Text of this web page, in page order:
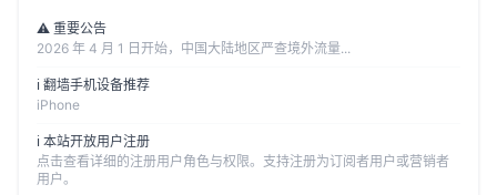
⚠️ 重要公告
2026 年 4 月 1 日开始，中国大陆地区严查境外流量...
ℹ️ 翻墙手机设备推荐
iPhone
ℹ️ 本站开放用户注册
点击查看详细的注册用户角色与权限。支持注册为订阅者用户或营销者
用户。